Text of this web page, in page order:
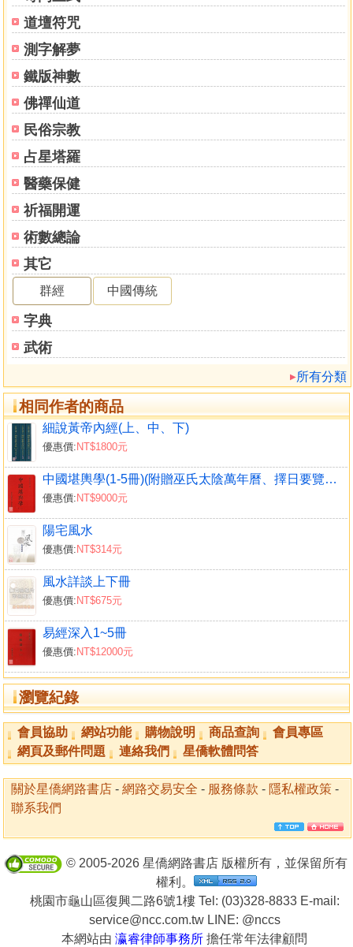
道壇符咒
測字解夢
鐵版神數
佛禪仙道
民俗宗教
占星塔羅
醫藥保健
祈福開運
術數總論
其它
群經 中國傳統
字典
武術
所有分類
相同作者的商品
細說黃帝內經(上、中、下)
優惠價: NT$1800元
中國堪輿學(1-5冊)(附贈巫氏太陰萬年曆、擇日要覽、徐芹庭詩集、細說易經)
優惠價: NT$9000元
陽宅風水
優惠價: NT$314元
風水詳談上下冊
優惠價: NT$675元
易經深入1~5冊
優惠價: NT$12000元
瀏覽紀錄
會員協助 網站功能 購物說明 商品查詢
會員專區
網頁及郵件問題
連絡我們 星僑軟體問答
關於星僑網路書店 - 網路交易安全 - 服務條款 - 隱私權政策 -
聯系我們
© 2005-2026 星僑網路書店 版權所有，並保留所有
權利。
桃園市龜山區復興二路6號1樓 Tel: (03)328-8833 E-mail:
service@ncc.com.tw LINE: @nccs
本網站由 瀛睿律師事務所 擔任常年法律顧問